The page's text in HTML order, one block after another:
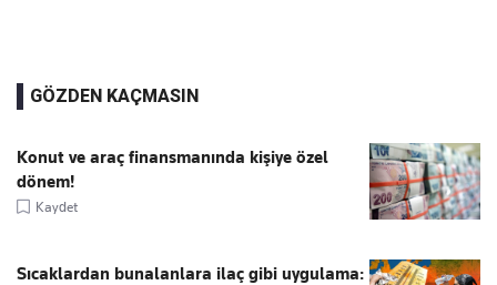
GÖZDEN KAÇMASIN
Konut ve araç finansmanında kişiye özel
dönem!
Kaydet
Sıcaklardan bunalanlara ilaç gibi uygulama: